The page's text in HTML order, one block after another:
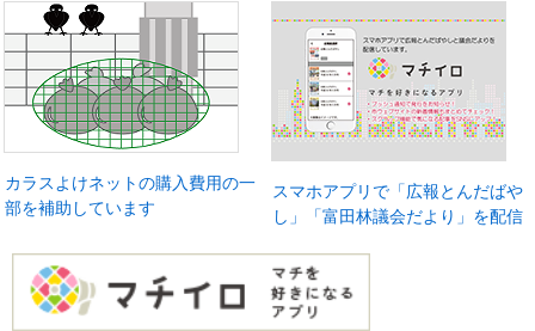
カラスよけネットの購入費用の一
部を補助しています
スマホアプリで「広報とんだばや
し」「富田林議会だより」を配信